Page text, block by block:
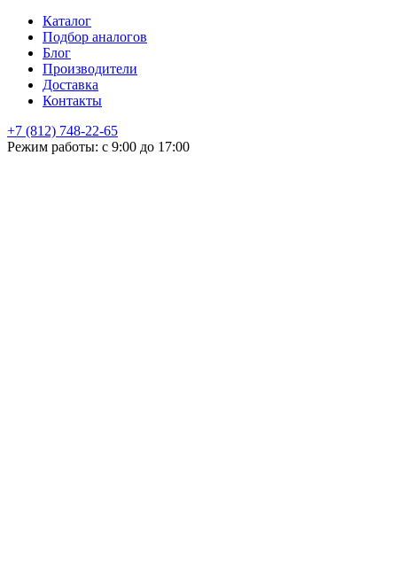
Каталог
Подбор аналогов
Блог
Производители
Доставка
Контакты
+7 (812) 748-22-65
Режим работы: с 9:00 до 17:00
НЕ НАШЛИ ЧТО ИСКАЛИ